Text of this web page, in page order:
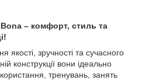
Bona – комфорт, стиль та
якості, зручності та сучасного
конструкції вони ідеально
тренувань, занять